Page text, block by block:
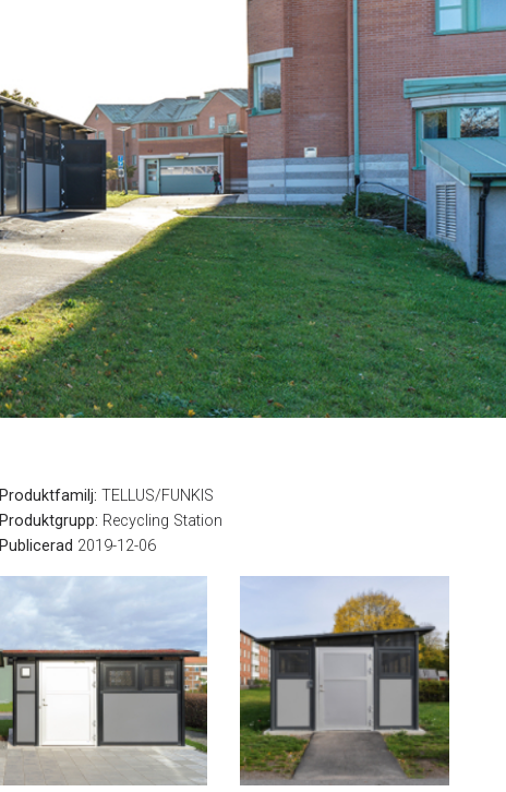
Produktfamilj: TELLUS/FUNKIS
Produktgrupp: Recycling Station
Publicerad 2019-12-06